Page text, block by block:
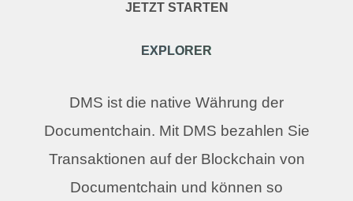
JETZT STARTEN
EXPLORER
DMS ist die native Währung der
Documentchain. Mit DMS bezahlen Sie
Transaktionen auf der Blockchain von
Documentchain und können so